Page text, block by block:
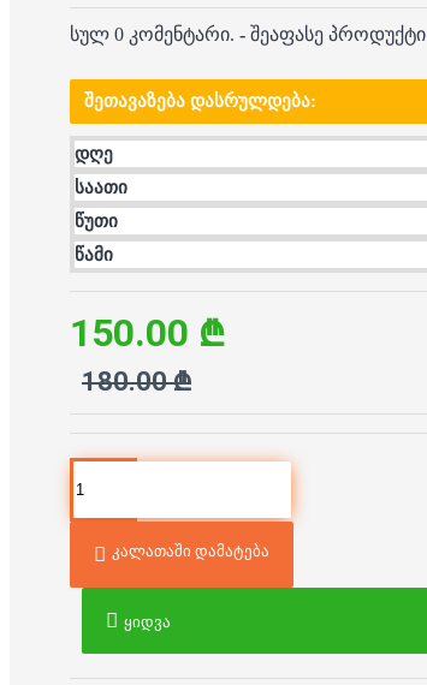
სულ 0 კომენტარი. - შეაფასე პროდუქტი
ᲨᲔᲗᲐᲕᲐᲖᲔᲑᲐ ᲓᲐᲡᲠᲣᲚᲓᲔᲑᲐ:
დღე
საათი
წუთი
წამი
150.00 ₾
180.00 ₾
კალათაში დამატება
ყიდვა